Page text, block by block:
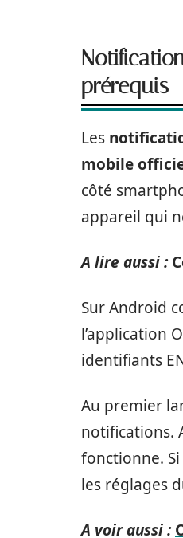
prérequis
Les
mobile
côté
appareil qui
A lire aussi :
Sur Android
l’application
identifiants
Au premier
notifications.
fonctionne.
les réglages
A voir aussi :